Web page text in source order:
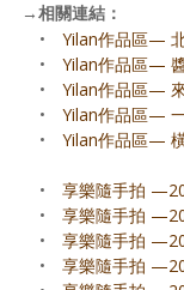
→相關連結：
•
Yilan作品區—
•
Yilan作品區—
•
Yilan作品區—
•
Yilan作品區—
•
Yilan作品區—
•
享樂隨手拍
•
享樂隨手拍
•
享樂隨手拍
•
享樂隨手拍